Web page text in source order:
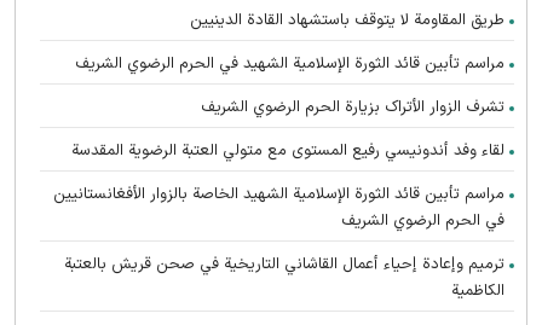
طريق المقاومة لا يتوقف باستشهاد القادة الدينيين
مراسم تأبين قائد الثورة الإسلامية الشهید في الحرم الرضوي الشریف
تشرف الزوار الأتراک بزیارة الحرم الرضوي الشریف
لقاء وفد أندونیسي رفيع المستوى مع متولي العتبة الرضوية المقدسة
مراسم تأبین قائد الثورة الإسلامية الشهيد الخاصة بالزوار الأفغانستانیین
في الحرم الرضوي الشریف
ترميم وإعادة إحياء أعمال القاشاني التاريخية في صحن قريش بالعتبة
الكاظمية